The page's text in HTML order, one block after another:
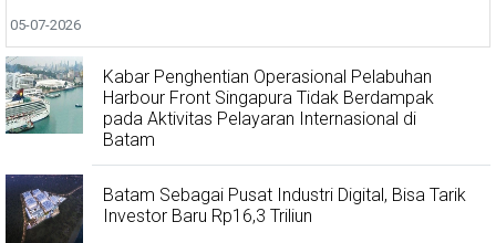
05-07-2026
Kabar Penghentian Operasional Pelabuhan
Harbour Front Singapura Tidak Berdampak
pada Aktivitas Pelayaran Internasional di
Batam
Batam Sebagai Pusat Industri Digital, Bisa Tarik
Investor Baru Rp16,3 Triliun